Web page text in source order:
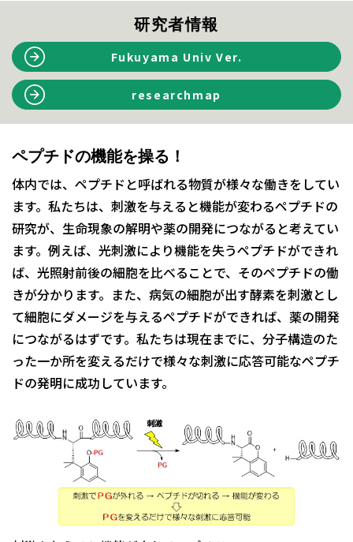
研究者情報
Fukuyama Univ Ver.
researchmap
ペプチドの機能を操る！
体内では、ペプチドと呼ばれる物質が様々な働きをしてい
ます。私たちは、刺激を与えると機能が変わるペプチドの
研究が、生命現象の解明や薬の開発につながると考えてい
ます。例えば、光刺激により機能を失うペプチドができれ
ば、光照射前後の細胞を比べることで、そのペプチドの働
きが分かります。また、病気の細胞が出す酵素を刺激とし
て細胞にダメージを与えるペプチドができれば、薬の開発
につながるはずです。私たちは現在までに、分子構造のた
った一か所を変えるだけで様々な刺激に応答可能なペプチ
ドの発明に成功しています。